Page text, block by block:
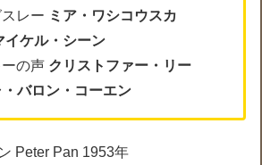
レー ミア・ワシコウスカ
イケル・シーン
の声 クリストファー・リー
バロン・コーエン
Peter Pan 1953年